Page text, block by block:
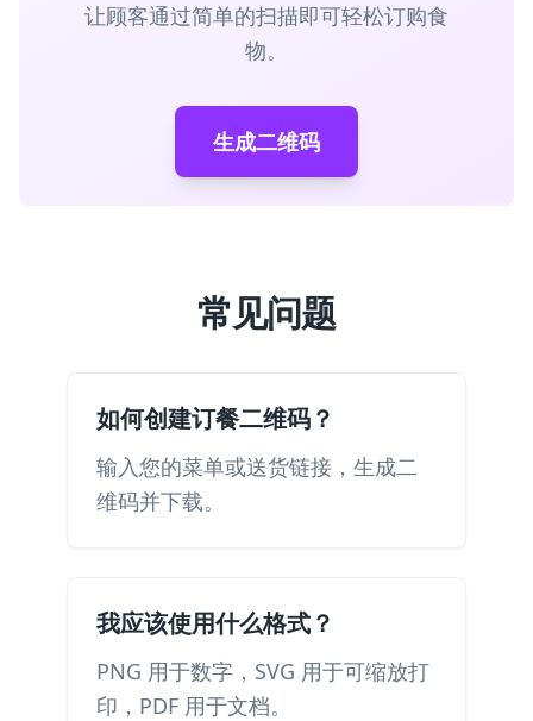
让顾客通过简单的扫描即可轻松订购食
物。
生成二维码
常见问题
如何创建订餐二维码？
输入您的菜单或送货链接，生成二
维码并下载。
我应该使用什么格式？
PNG 用于数字，SVG 用于可缩放打
印，PDF 用于文档。